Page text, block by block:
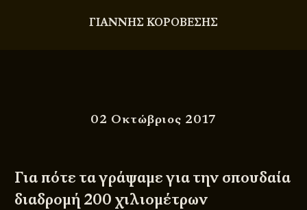
ΓΙΑΝΝΗΣ ΚΟΡΟΒΕΣΗΣ
02 Οκτώβριος 2017
Για πότε τα γράψαμε για την σπουδαία
διαδρομή 200 χιλιομέτρων